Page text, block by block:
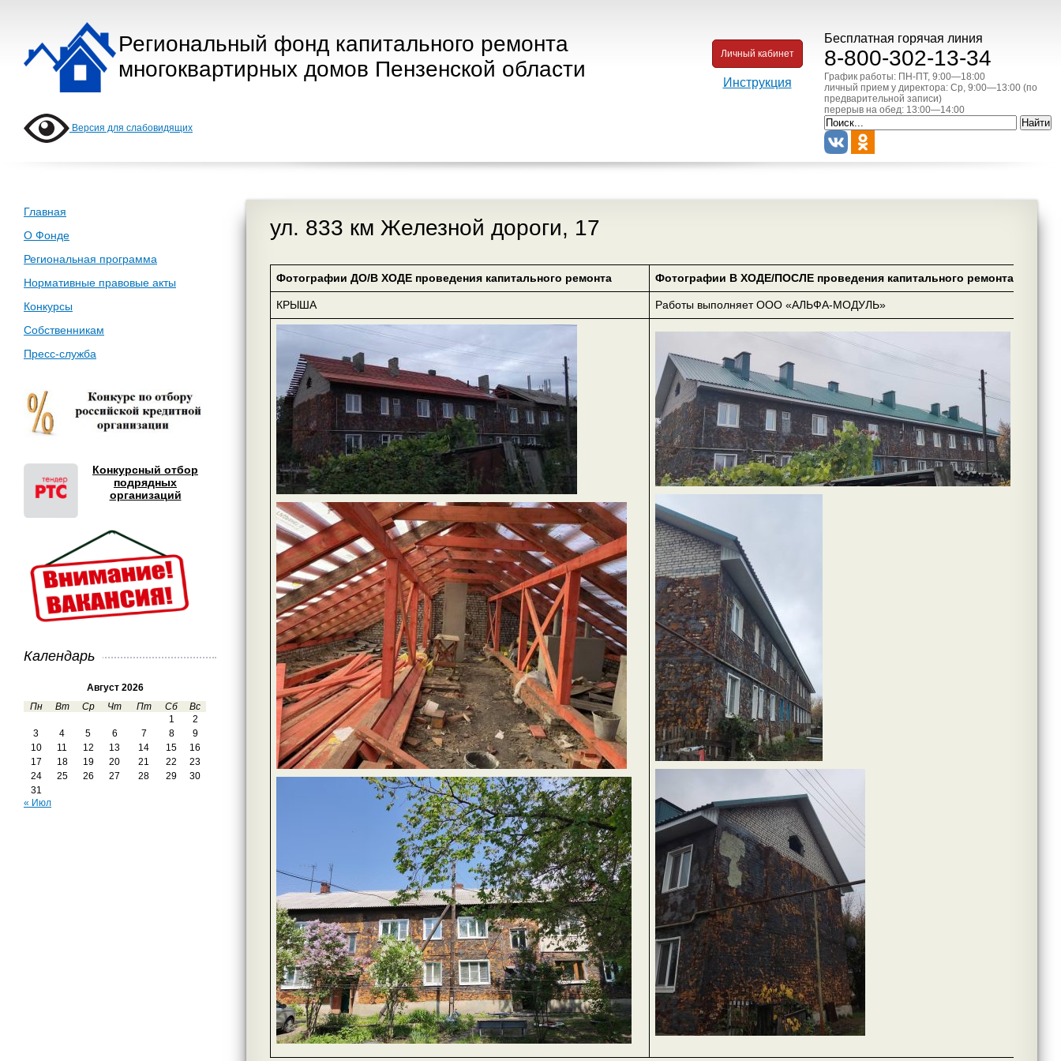
Региональный фонд капитального ремонта
многоквартирных домов Пензенской области
Бесплатная горячая линия
8-800-302-13-34
График работы: ПН-ПТ, 9:00—18:00
личный прием у директора: Ср, 9:00—13:00 (по
предварительной записи)
перерыв на обед: 13:00—14:00
Личный кабинет
Инструкция
Версия для слабовидящих
Главная
О Фонде
Региональная программа
Нормативные правовые акты
Конкурсы
Собственникам
Пресс-служба
Конкурсный отбор
подрядных
организаций
Календарь
Август 2026
Пн
Вт Ср Чт Пт Сб
Вс
1
2
3
4 5 6 7 8
9
10
11 12 13 14 15
16
17
18 19 20 21 22
23
24
25 26 27 28 29
30
31
« Июл
ул. 833 км Железной дороги, 17
Фотографии ДО/В ХОДЕ проведения капитального ремонта Фотографии В ХОДЕ/ПОСЛЕ проведения капитального ремонта
КРЫША Работы выполняет ООО «АЛЬФА-МОДУЛЬ»